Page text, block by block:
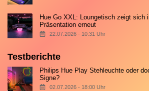
Hue Go XXL: Loungetisch zeigt sich
Präsentation erneut
22.07.2026 - 10:31 Uhr
Testberichte
Philips Hue Play Stehleuchte oder
Signe?
02.07.2026 - 18:00 Uhr